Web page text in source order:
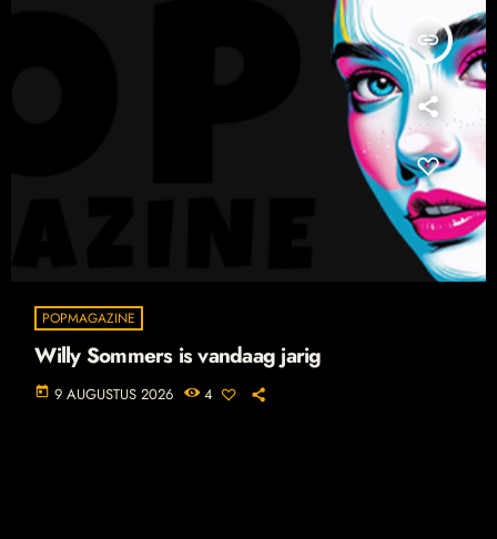
insert_link
POPMAGAZINE
Willy Sommers is vandaag jarig
today 9 AUGUSTUS 2026 4